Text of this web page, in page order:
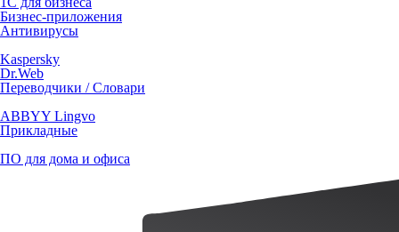
Бизнес-приложения
Антивирусы
Kaspersky
Dr.Web
Переводчики / Словари
ABBYY Lingvo
Прикладные
ПО для дома и офиса